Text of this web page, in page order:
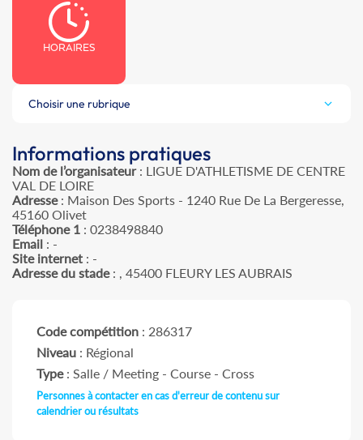
HORAIRES
Choisir une rubrique
Informations pratiques
Nom de l’organisateur: LIGUE D'ATHLETISME DE CENTRE
VAL DE LOIRE
Adresse: Maison Des Sports - 1240 Rue De La Bergeresse,
45160 Olivet
Téléphone 1 : 0238498840
Email : -
Site internet : -
Adresse du stade: , 45400 FLEURY LES AUBRAIS
Code compétition : 286317
Niveau : Régional
Type: Salle / Meeting - Course - Cross
Personnes à contacter en cas d'erreur de contenu sur
calendrier ou résultats